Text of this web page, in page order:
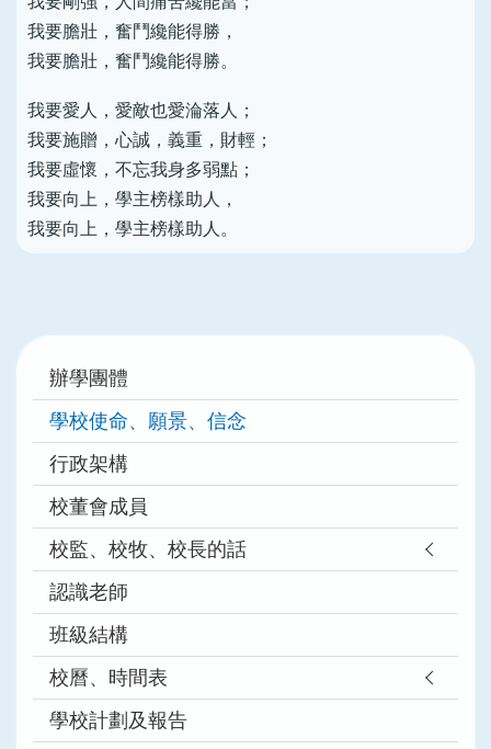
我要膽壯，奮鬥纔能得勝，
我要膽壯，奮鬥纔能得勝。
我要愛人，愛敵也愛淪落人；
我要施贈，心誠，義重，財輕；
我要虛懷，不忘我身多弱點；
我要向上，學主榜樣助人，
我要向上，學主榜樣助人。
Main
navigation
辦學團體
學校使命、願景、信念
行政架構
校董會成員
校監、校牧、校長的話
認識老師
班級結構
校曆、時間表
學校計劃及報告